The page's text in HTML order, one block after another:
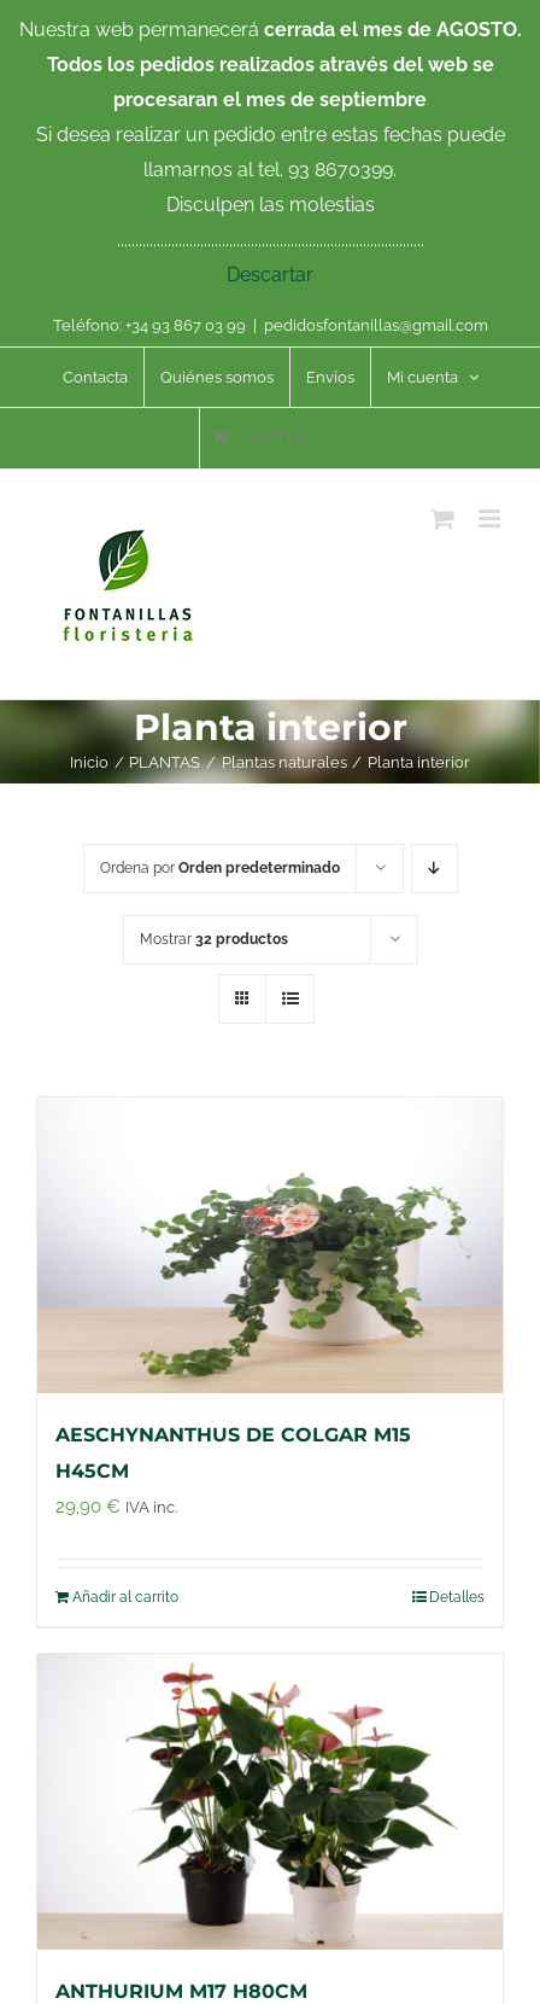
Nuestra web permanecerá cerrada el mes de AGOSTO.
Todos los pedidos realizados através del web se
procesaran el mes de septiembre
Si desea realizar un pedido entre estas fechas puede
llamarnos al tel. 93 8670399.
Disculpen las molestias
.....................................................................................
Descartar
Teléfono: +34 93 867 03 99 pedidosfontanillas@gmail.com
Contacta Quiénes somos Envíos Mi cuenta
CARRITO
Planta interior
Inicio PLANTAS Plantas naturales Planta interior
Ordena por Orden predeterminado
Mostrar 32 productos
AESCHYNANTHUS DE COLGAR M15
H45CM
29,90 € IVA inc.
Añadir al carrito Detalles
ANTHURIUM M17 H80CM